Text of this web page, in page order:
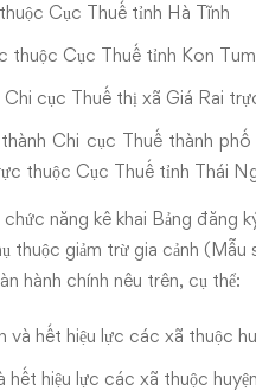
Cục Thuế tỉnh Hà Tĩnh
thuộc Cục Thuế tỉnh Kon Tum
cục Thuế thị xã Giá Rai
Chi cục Thuế thành phố
thuộc Cục Thuế tỉnh Thái
năng kê khai Bảng đăng
thuộc giảm trừ gia cảnh
hành chính nêu trên, cụ thể:
hết hiệu lực các xã thuộc
hết hiệu lực các xã thuộc